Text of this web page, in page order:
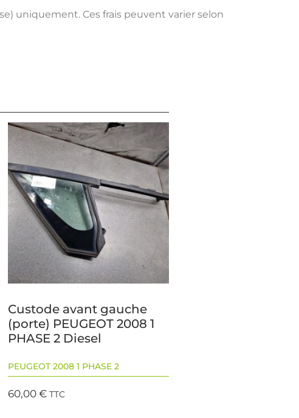
uniquement. Ces frais peuvent varier selon
Custode avant gauche
(porte) PEUGEOT 2008 1
PHASE 2 Diesel
PEUGEOT 2008 1 PHASE 2
60,00€ TTC